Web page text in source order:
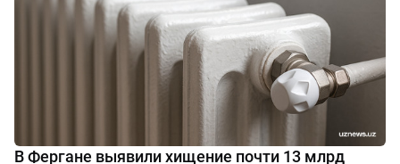
В Фергане выявили хищение почти 13 млрд